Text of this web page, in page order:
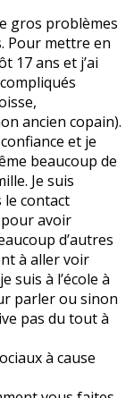
gros problèmes
Pour mettre en
17 ans et j’ai
ancien copain).
et je
beaucoup de
Je suis
le contact
pour avoir
d’autres
à aller voir
suis à l’école à
parler ou sinon
pas du tout à
à cause